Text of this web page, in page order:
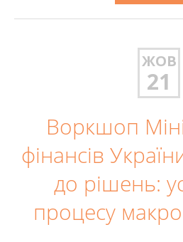
ЖОВ
21
Воркшоп
фінансів
до рішень:
процесу